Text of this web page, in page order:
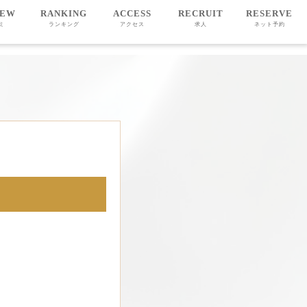
RANKING
ランキング
ACCESS
アクセス
RECRUIT
求人
RESERVE
ネット予約